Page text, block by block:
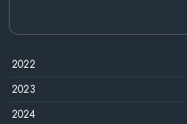
2022
2023
2024